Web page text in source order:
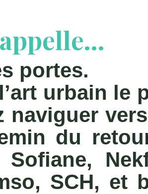
portes.
urbain le
naviguer
du
SCH, et